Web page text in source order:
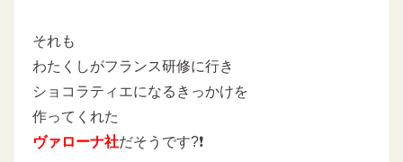
それも
わたくしがフランス研修に行き
ショコラティエになるきっかけを
作ってくれた
ヴァローナ社だそうです?❗